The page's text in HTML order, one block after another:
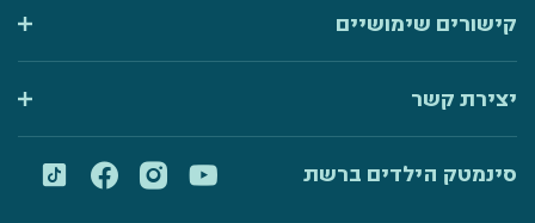
קישורים שימושיים
יצירת קשר
סינמטק הילדים ברשת